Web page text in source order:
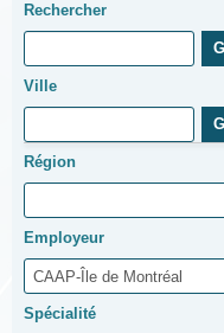
Rechercher
Ville
Région
Employeur
Spécialité